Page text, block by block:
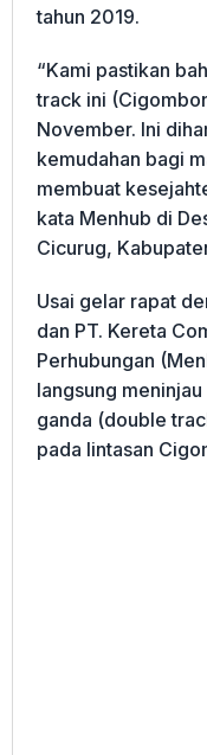
tahun 2019.
“Kami pastikan
track ini
November. Ini
kemudahan bagi
membuat
kata Menhub di
Cicurug,
Usai gelar rapat
dan PT. Kereta
Perhubungan
langsung
ganda (double
pada lintasan